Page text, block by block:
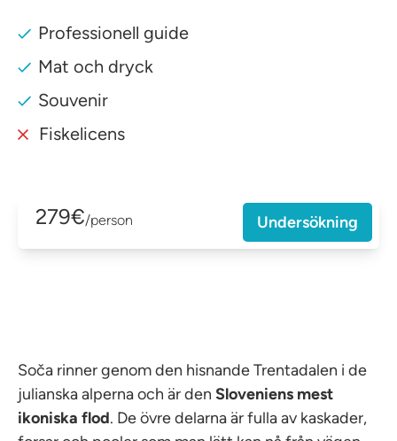
Professionell guide
Mat och dryck
Souvenir
Fiskelicens
279€/person Undersökning
Soča rinner genom den hisnande Trentadalen i de
julianska alperna och är den Sloveniens mest
ikoniska flod. De övre delarna är fulla av kaskader,